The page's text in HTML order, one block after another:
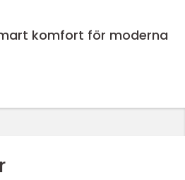
komfort för moderna